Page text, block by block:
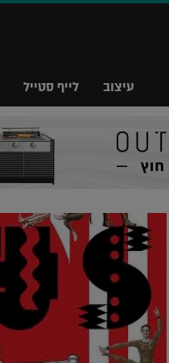
עיצוב לייף סטייל